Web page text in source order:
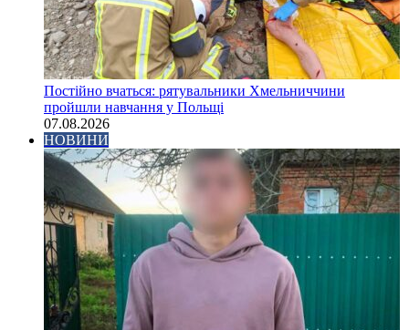
Постійно вчаться: рятувальники Хмельниччини
пройшли навчання у Польщі
07.08.2026
НОВИНИ